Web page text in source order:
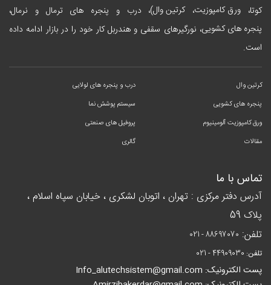
کوتا، ورق کامپوزیت،کرتین وال)، درب و پنجره های ترمال و نرمال،
پنجره های کشویی، نورگیرهای سقفی و هندربل کار خود را در بازار ادامه داده
است.
کرتین وال
درب و پنجره های لولایی
پنجره های کشویی
سیستم پوشش نما
ورق کامپوزیت آلومینیوم
پروفیل های صنعتی
مقالات
گالری
تماس با ما
آدرس دفتر مرکزی : تهران ، اتوبان لشکری ، خیابان سپاه اسلام ،
پلاک 59
تلفن: 021 - 88697070
تلفن: 021 - 44909030
پست الکترونیک: Info_alutechsistem@gmail.com